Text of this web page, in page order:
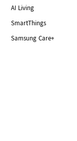
AI Living
SmartThings
Samsung Care+